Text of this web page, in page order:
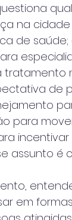
na
de
de
para
assunto é
em